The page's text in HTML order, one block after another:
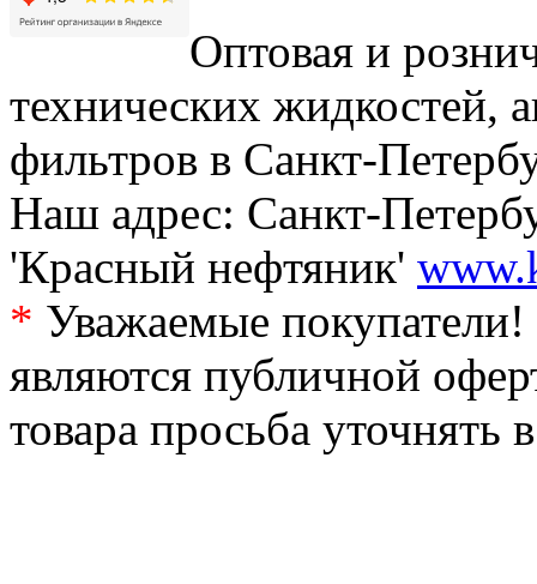
Оптовая и
технических жидкостей,
фильтров в Санкт-
Наш адрес: Санкт-
'Красный нефтяник'
* Уважаемые
являются публичной
товара просьба уточнять